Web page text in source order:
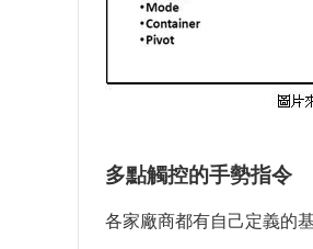
多點觸控的手勢指令
各家廠商都有自己定義的